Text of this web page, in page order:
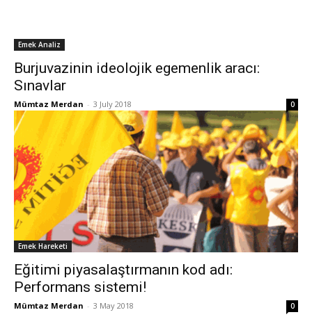
Emek Analiz
Burjuvazinin ideolojik egemenlik aracı:
Sınavlar
Mümtaz Merdan - 3 July 2018 0
Emek Hareketi
Eğitimi piyasalaştırmanın kod adı:
Performans sistemi!
Mümtaz Merdan - 3 May 2018 0